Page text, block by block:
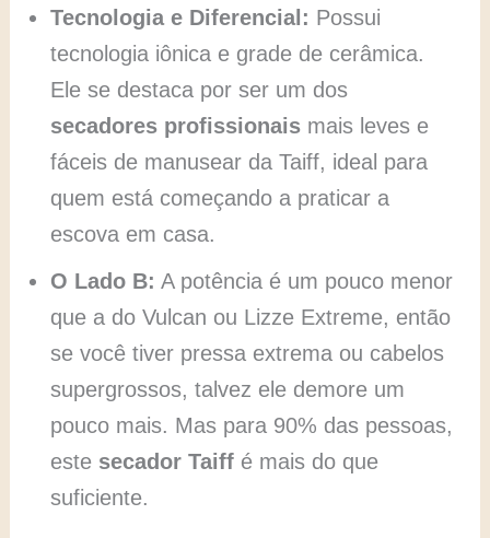
Tecnologia e Diferencial: Possui
tecnologia iônica e grade de cerâmica.
Ele se destaca por ser um dos
secadores profissionais mais leves e
fáceis de manusear da Taiff, ideal para
quem está começando a praticar a
escova em casa.
O Lado B: A potência é um pouco menor
que a do Vulcan ou Lizze Extreme, então
se você tiver pressa extrema ou cabelos
supergrossos, talvez ele demore um
pouco mais. Mas para 90% das pessoas,
este secador Taiff é mais do que
suficiente.